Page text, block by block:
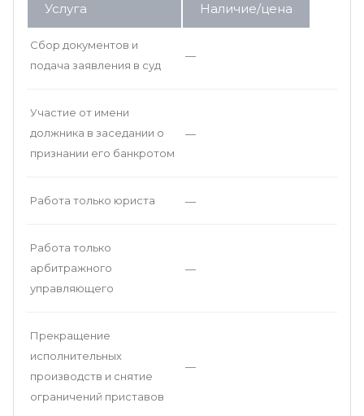
Услуга Наличие/цена
Сбор документов и
подача заявления в суд
—
Участие от имени
должника в заседании о
признании его банкротом
—
Работа только юриста —
Работа только
арбитражного
управляющего
—
Прекращение
исполнительных
производств и снятие
ограничений приставов
—